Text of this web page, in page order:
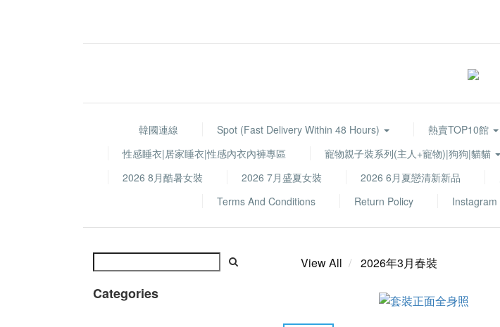
韓國連線 Spot (fast Delivery Within 48 Hours) 熱賣TOP10館
性感睡衣|居家睡衣|性感內衣內褲專區
寵物親子裝系列(主人+寵物)|狗狗|貓貓
2026 8月酷暑女裝
2026 7月盛夏女裝 2026 6月夏戀清新新品
Terms And Conditions
Return Policy Instagram
Categories
View All 2026年3月春裝